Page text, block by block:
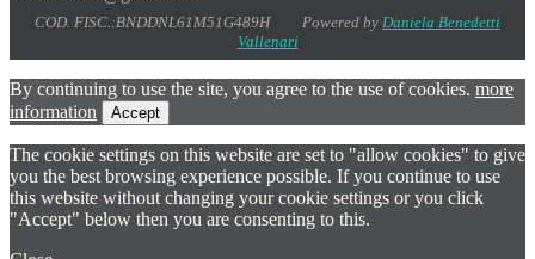
COD. FISC.:BNDDNL61M51G489H Powered by Daniela Benedetti
Vallenari
By continuing to use the site, you agree to the use of cookies. more
information
Accept
The cookie settings on this website are set to "allow cookies" to give
you the best browsing experience possible. If you continue to use
this website without changing your cookie settings or you click
"Accept" below then you are consenting to this.